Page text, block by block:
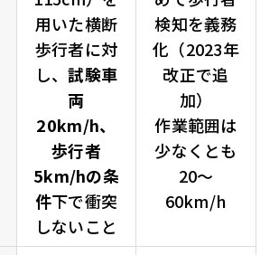
用いた横断
歩行者に対
し、試験車
両
20km/h、
歩行者
5km/hの条
件下で衝突
しないこと
検知を義務
化（2023年
改正で追
加）
作業範囲は
少なくとも
20～
60km/h